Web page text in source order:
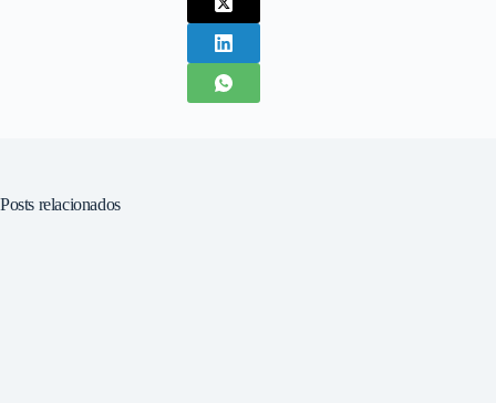
Posts relacionados